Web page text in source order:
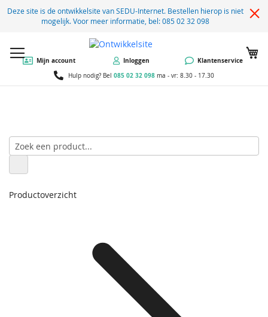
Deze site is de ontwikkelsite van SEDU-Internet. Bestellen hierop is niet
mogelijk. Voor meer informatie, bel: 085 02 32 098
Mijn account Inloggen Klantenservice
Hulp nodig? Bel 085 02 32 098 ma - vr: 8.30 - 17.30
Productoverzicht